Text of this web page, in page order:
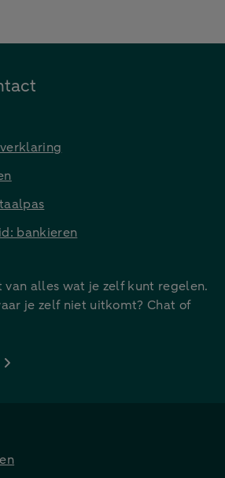
bankieren
van alles wat je zelf kunt regelen.
je zelf niet uitkomt? Chat of